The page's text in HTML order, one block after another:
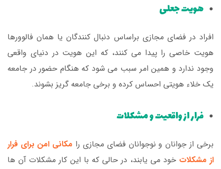
هویت جعلی
افراد در فضای مجازی براساس دنبال کنندگان یا همان فالوورها
هویت خاصی را پیدا می کنند، که این هویت در دنیای واقعی
وجود ندارد و همین امر سبب می شود که هنگام حضور در جامعه
یک خلاء هویتی احساس کرده و برخی جامعه گریز بشوند.
فرار از واقعیت‌ و مشکلات
برخی از جوانان و نوجوانان فضای مجازی را مکانی امن برای فرار
از مشکلات خود می یابند، در حالی که با این کار مشکلات آن ها